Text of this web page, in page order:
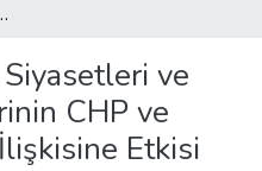
Demokrasi İlişkisine Etkisi
ve
CHP ve
Etkisi